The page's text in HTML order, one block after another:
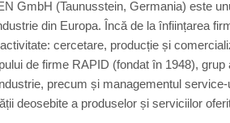
GmbH (Taunusstein, Germania) este
din Europa. Încă de la înființarea
cercetare, producție și
de firme RAPID (fondat în 1948), grup
precum și managementul service-
deosebite a produselor și serviciilor